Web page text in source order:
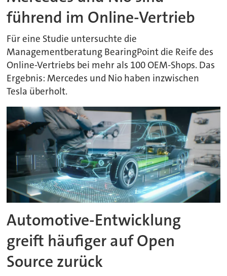
führend im Online-Vertrieb
Für eine Studie untersuchte die
Managementberatung BearingPoint die Reife des
Online-Vertriebs bei mehr als 100 OEM-Shops. Das
Ergebnis: Mercedes und Nio haben inzwischen
Tesla überholt.
Automotive-Entwicklung
greift häufiger auf Open
Source zurück